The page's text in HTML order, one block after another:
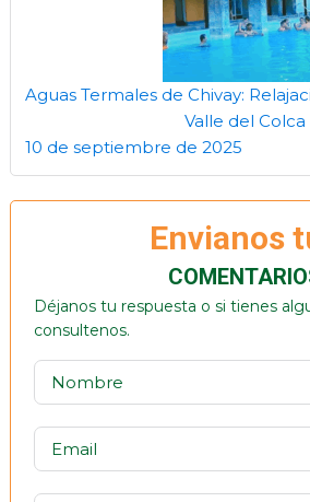
Aguas Termales de Chivay:
Valle del Colca
10 de septiembre de 2025
Envianos
Déjanos tu respuesta o si tienes
consultenos.